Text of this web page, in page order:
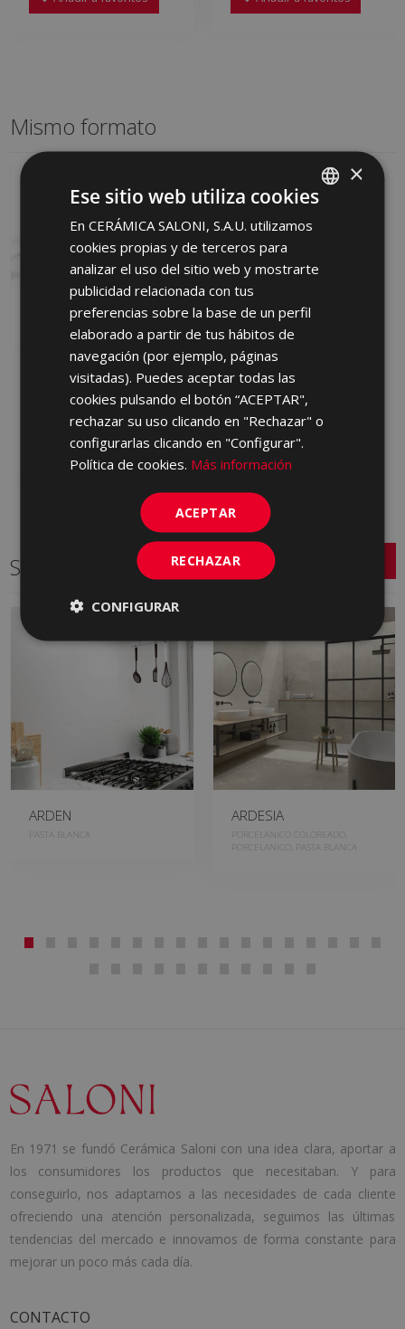
Mismo formato
ATENEO BLANCO
BRILLO 40 X 120
JLG500 | 40x120
Añadir a favoritos
Series relacionadas
ARDEN
PASTA BLANCA
ARDESIA
PORCELANICO COLOREADO,
PORCELANICO, PASTA BLANCA
En 1971 se fundó Cerámica Saloni con una idea clara, aportar a
los consumidores los productos que necesitaban. Y para
conseguirlo, nos adaptamos a las necesidades de cada cliente
ofreciendo una atención personalizada, seguimos las últimas
tendencias del mercado e innovamos de forma constante para
mejorar un poco más cada día.
CONTACTO
SPANISH
ENGLISH
GERMAN
×
Ese sitio web utiliza cookies
En CERÁMICA SALONI, S.A.U. utilizamos
cookies propias y de terceros para
analizar el uso del sitio web y mostrarte
publicidad relacionada con tus
preferencias sobre la base de un perfil
elaborado a partir de tus hábitos de
navegación (por ejemplo, páginas
visitadas). Puedes aceptar todas las
cookies pulsando el botón “ACEPTAR",
rechazar su uso clicando en "Rechazar" o
configurarlas clicando en "Configurar".
Política de cookies. Más información
ACEPTAR
RECHAZAR
CONFIGURAR